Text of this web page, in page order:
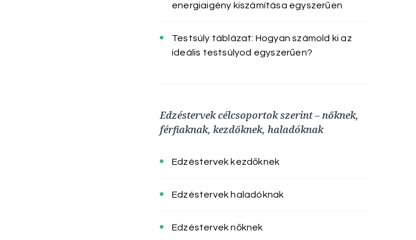
energiaigény kiszámítása egyszerűen
Testsúly táblázat: Hogyan számold ki az
ideális testsúlyod egyszerűen?
Edzéstervek célcsoportok szerint – nőknek,
férfiaknak, kezdőknek, haladóknak
Edzéstervek kezdőknek
Edzéstervek haladóknak
Edzéstervek nőknek